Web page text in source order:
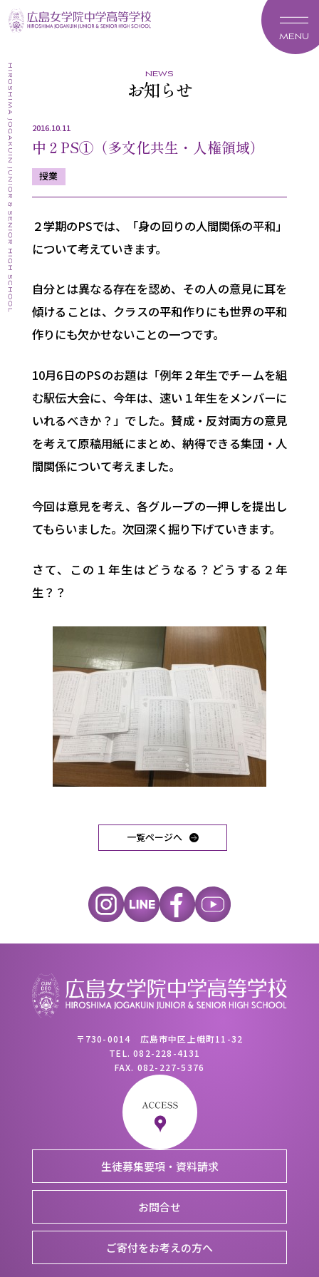
MENU
news
お知らせ
2016.10.11
中２PS①（多文化共生・人権領域）
授業
２学期のPSでは、「身の回りの人間関係の平和」
について考えていきます。
自分とは異なる存在を認め、その人の意見に耳を
傾けることは、クラスの平和作りにも世界の平和
作りにも欠かせないことの一つです。
10月6日のPSのお題は「例年２年生でチームを組
む駅伝大会に、今年は、速い１年生をメンバーに
いれるべきか？」でした。賛成・反対両方の意見
を考えて原稿用紙にまとめ、納得できる集団・人
間関係について考えました。
今回は意見を考え、各グループの一押しを提出し
てもらいました。次回深く掘り下げていきます。
さて、この１年生はどうなる？どうする２年
生？？
一覧ページへ
〒730-0014 広島市中区上幟町11-32
TEL.082-228-4131
FAX. 082-227-5376
生徒募集要項・資料請求
お問合せ
ご寄付をお考えの方へ